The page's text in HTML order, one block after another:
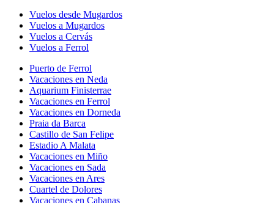
Vuelos desde Mugardos
Vuelos a Mugardos
Vuelos a Cervás
Vuelos a Ferrol
Puerto de Ferrol
Vacaciones en Neda
Aquarium Finisterrae
Vacaciones en Ferrol
Vacaciones en Dorneda
Praia da Barca
Castillo de San Felipe
Estadio A Malata
Vacaciones en Miño
Vacaciones en Sada
Vacaciones en Ares
Cuartel de Dolores
Vacaciones en Cabanas